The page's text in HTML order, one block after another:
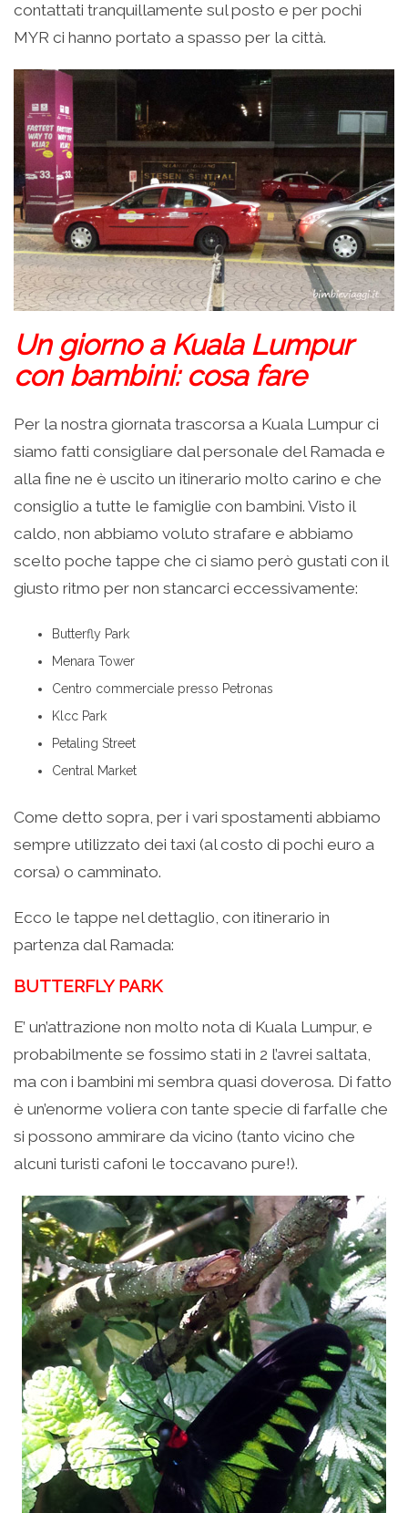
contattati tranquillamente sul posto e per pochi
MYR ci hanno portato a spasso per la città.
Un giorno a Kuala Lumpur
con bambini: cosa fare
Per la nostra giornata trascorsa a Kuala Lumpur ci
siamo fatti consigliare dal personale del Ramada e
alla fine ne è uscito un itinerario molto carino e che
consiglio a tutte le famiglie con bambini. Visto il
caldo, non abbiamo voluto strafare e abbiamo
scelto poche tappe che ci siamo però gustati con il
giusto ritmo per non stancarci eccessivamente:
Butterfly Park
Menara Tower
Centro commerciale presso Petronas
Klcc Park
Petaling Street
Central Market
Come detto sopra, per i vari spostamenti abbiamo
sempre utilizzato dei taxi (al costo di pochi euro a
corsa) o camminato.
Ecco le tappe nel dettaglio, con itinerario in
partenza dal Ramada:
BUTTERFLY PARK
E’ un’attrazione non molto nota di Kuala Lumpur, e
probabilmente se fossimo stati in 2 l’avrei saltata,
ma con i bambini mi sembra quasi doverosa. Di fatto
è un’enorme voliera con tante specie di farfalle che
si possono ammirare da vicino (tanto vicino che
alcuni turisti cafoni le toccavano pure!).